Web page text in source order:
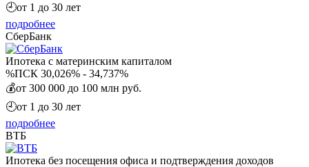
🕘от 1 до 30 лет
подробнее
СберБанк
Ипотека с материнским капиталом
%ПСК 30,026% - 34,737%
💰от 300 000 до 100 млн руб.
🕘от 1 до 30 лет
подробнее
ВТБ
Ипотека без посещения офиса и подтверждения доходов